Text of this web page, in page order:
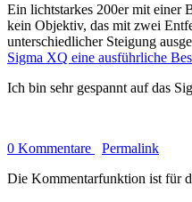
Ein lichtstarkes 200er mit einer
kein Objektiv, das mit zwei
unterschiedlicher Steigung
Sigma XQ eine ausführliche
Ich bin sehr gespannt auf das
0 Kommentare
Permalink
Die Kommentarfunktion ist für